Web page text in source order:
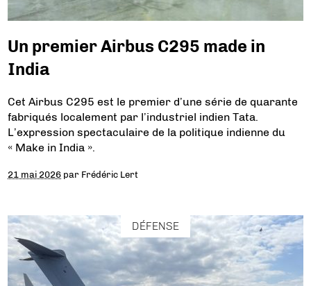
Un premier Airbus C295 made in
India
Cet Airbus C295 est le premier d’une série de quarante
fabriqués localement par l’industriel indien Tata.
L’expression spectaculaire de la politique indienne du
« Make in India ».
21 mai 2026 par Frédéric Lert
DÉFENSE